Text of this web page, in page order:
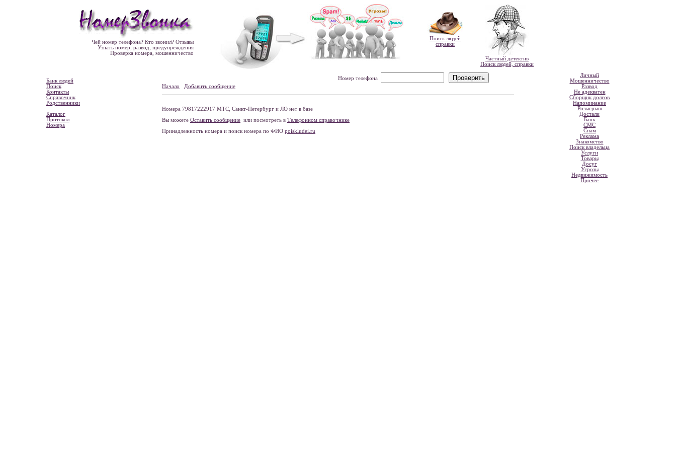
Чей номер телефона? Кто звонил? Отзывы
Узнать номер, развод, предупреждения
Проверка номера, мошенничество
Поиск людей
справки
Частный детектив
Поиск людей, справки
Банк людей
Поиск
Контакты
Справочник
Родственники
Каталог
Протокол
Номера
Номер телефона
Начало
Добавить сообщение
Номера 79817222917 МТС, Санкт-Петербург и ЛО нет в базе
Вы можете Оставить сообщение или посмотреть в Телефонном справочнике
Принадлежность номера и поиск номера по ФИО poiskludei.ru
Личный
Мошенничество
Развод
Не адекватен
Сборщик долгов
Напоминание
Розыгрыш
Достали
Банк
СМС
Спам
Реклама
Знакомство
Поиск владельца
Услуги
Товары
Досуг
Угрозы
Недвижимость
Прочее